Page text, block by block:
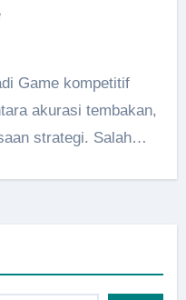
akurasi tembakan,
strategi. Salah…